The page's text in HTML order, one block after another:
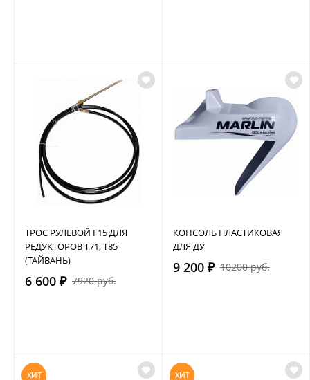
ТРОС РУЛЕВОЙ F15 ДЛЯ
РЕДУКТОРОВ Т71, Т85
(ТАЙВАНЬ)
6 600 ₽ 7920 руб.
КОНСОЛЬ ПЛАСТИКОВАЯ
ДЛЯ ДУ
9 200 ₽ 10200 руб.
ХИТ ХИТ